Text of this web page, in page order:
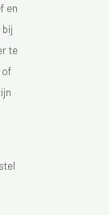
en
te
of